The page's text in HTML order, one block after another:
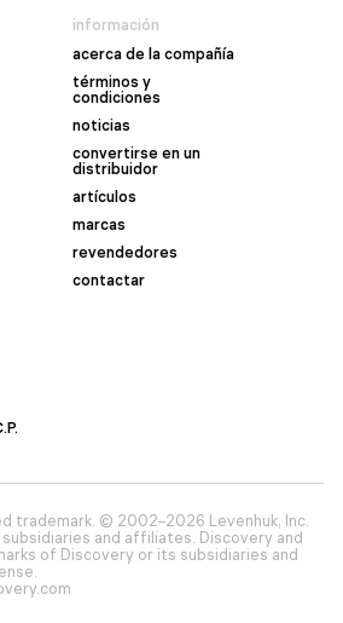
información
acerca de la compañía
términos y
condiciones
noticias
convertirse en un
distribuidor
artículos
marcas
revendedores
contactar
trademark. © 2002–2026 Levenhuk, Inc.
and affiliates. Discovery and
of Discovery or its subsidiaries and